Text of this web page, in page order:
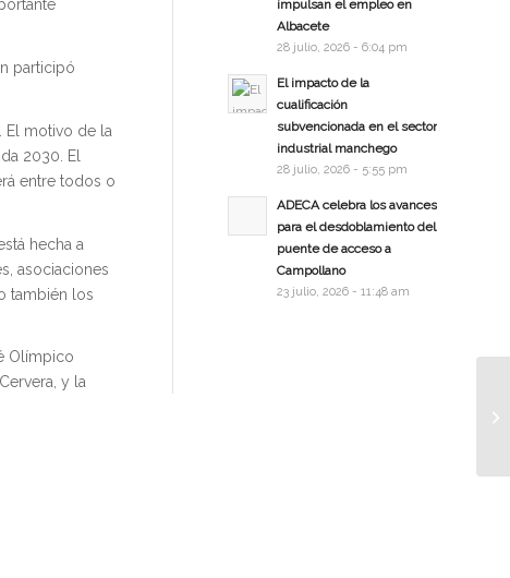
participó
El motivo de la
2030. El
entre todos o
hecha a
asociaciones
también los
Olímpico
y la
impulsan el empleo en
Albacete
28 julio, 2026 - 6:04 pm
El impacto de la
cualificación
subvencionada en el sector
industrial manchego
28 julio, 2026 - 5:55 pm
ADECA celebra los avances
para el desdoblamiento del
puente de acceso a
Campollano
23 julio, 2026 - 11:48 am